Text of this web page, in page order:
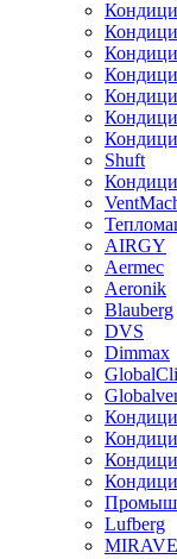
Shuft
AIRGY
Aermec
Aeronik
Blauberg
DVS
Dimmax
Lufberg